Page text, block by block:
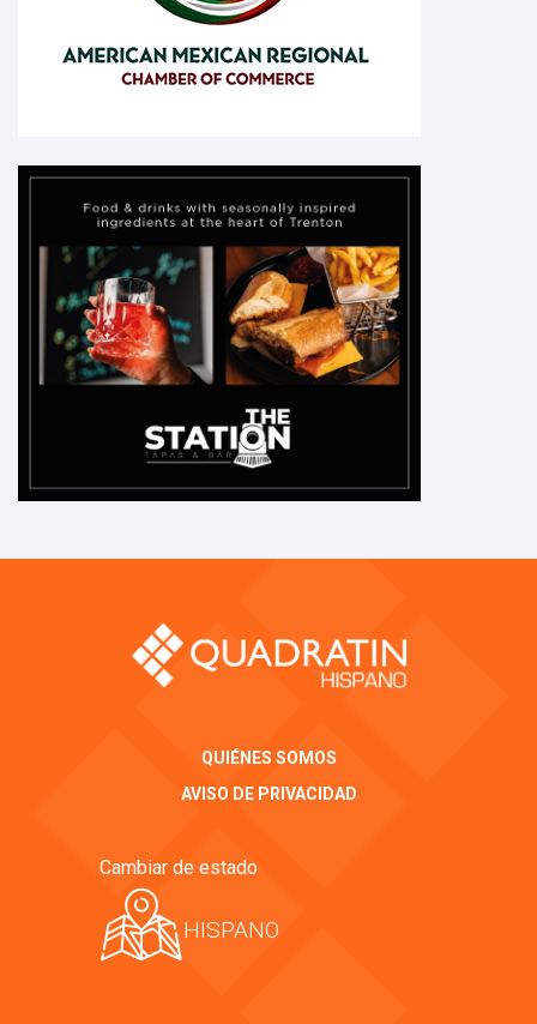
QUIÉNES SOMOS
AVISO DE PRIVACIDAD
Cambiar de estado
HISPANO